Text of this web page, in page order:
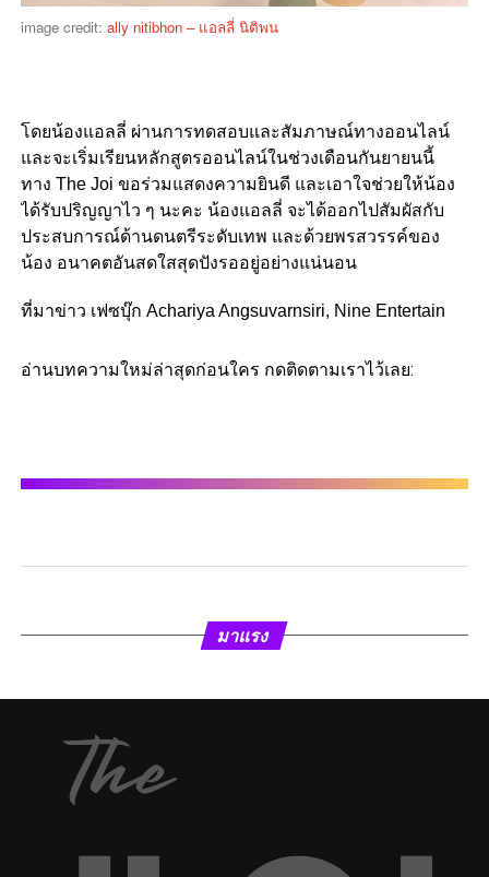
image credit: ally nitibhon – แอลลี่ นิติพน
โดยน้องแอลลี่ ผ่านการทดสอบและสัมภาษณ์ทางออนไลน์
และจะเริ่มเรียนหลักสูตรออนไลน์ในช่วงเดือนกันยายนนี้
ทาง The Joi ขอร่วมแสดงความยินดี และเอาใจช่วยให้น้อง
ได้รับปริญญาไว ๆ นะคะ น้องแอลลี่ จะได้ออกไปสัมผัสกับ
ประสบการณ์ด้านดนตรีระดับเทพ และด้วยพรสวรรค์ของ
น้อง อนาคตอันสดใสสุดปังรออยู่อย่างแน่นอน
ที่มาข่าว เฟซบุ๊ก Achariya Angsuvarnsiri, Nine Entertain
อ่านบทความใหม่ล่าสุดก่อนใคร กดติดตามเราไว้เลย:
มาแรง